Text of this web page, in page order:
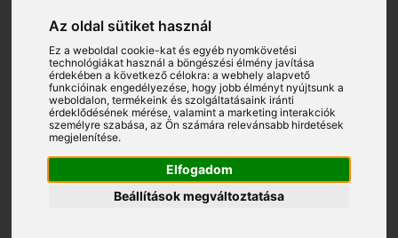
Az oldal sütiket használ
Ez a weboldal cookie-kat és egyéb nyomkövetési
technológiákat használ a böngészési élmény javítása
érdekében a következő célokra:a webhely alapvető
funkcióinak engedélyezése, hogy jobb élményt nyújtsunk a
weboldalon,termékeink és szolgáltatásaink iránti
érdeklődésének mérése, valamint a marketing interakciók
személyre szabása,az Ön számára relevánsabb hirdetések
megjelenítése.
Elfogadom
Beállítások megváltoztatása